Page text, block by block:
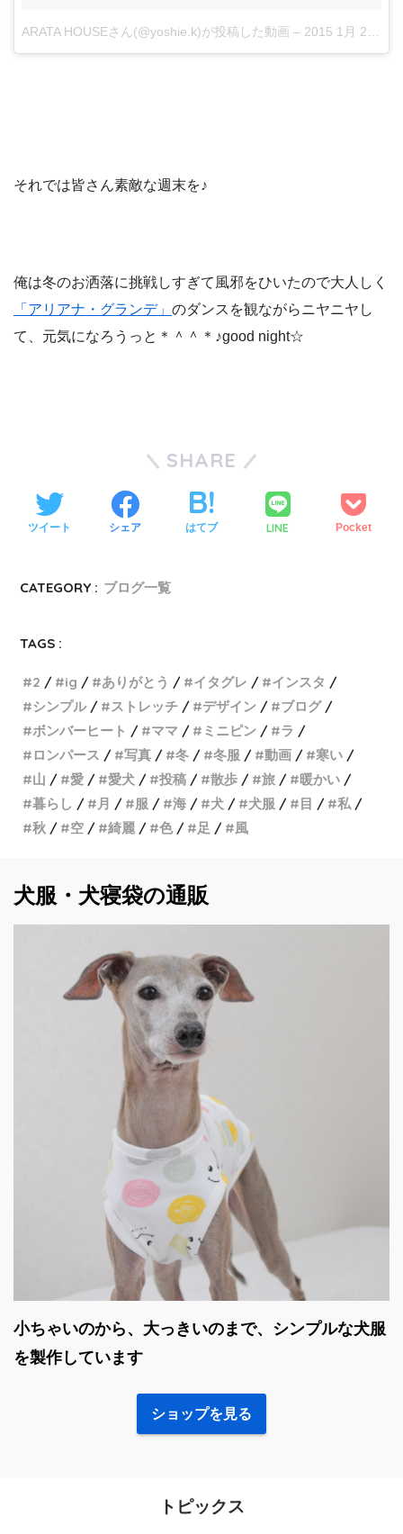
ARATA HOUSEさん(@yoshie.k)が投稿した動画 – 2015 1月 27 8:47午後 PST
それでは皆さん素敵な週末を♪
俺は冬のお洒落に挑戦しすぎて風邪をひいたので大人しく
「アリアナ・グランデ」 のダンスを観ながらニヤニヤし
て、元気になろうっと＊＾＾＊♪good night☆
SHARE
ツイート シェア はてブ LINE Pocket
CATEGORY : ブログ一覧
TAGS :
2 ig ありがとう イタグレ
インスタ
シンプル
ストレッチ デザイン
ブログ
ボンバーヒート
ママ ミニピン
ラ
ロンパース
写真 冬 冬服 動画
寒い
山
愛 愛犬 投稿 散歩 旅
暖かい
暮らし
月 服 海 犬 犬服 目
私
秋
空 綺麗 色 足 風
犬服・犬寝袋の通販
小ちゃいのから、大っきいのまで、シンプルな犬服
を製作しています
ショップを見る
トピックス